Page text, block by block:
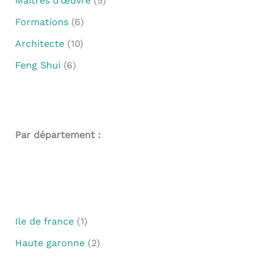
Formations(6)
Architecte(10)
Feng Shui (6)
Par département :
Ile de france(1)
Haute garonne(2)